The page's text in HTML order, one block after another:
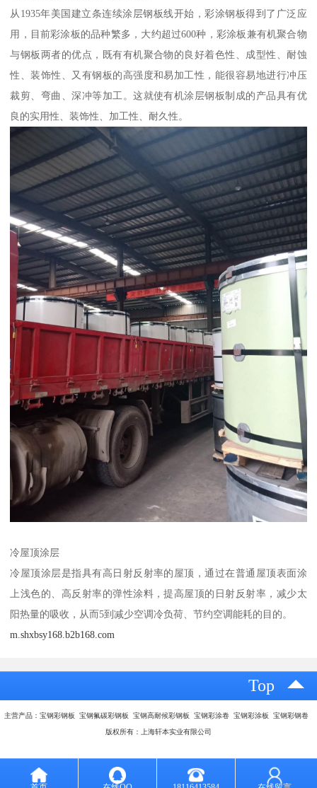
从1935年美国建立条连续涂层钢板线开始，彩涂钢板得到了广泛应
用，目前彩涂板的品种繁多，大约超过600种，彩涂板兼有机聚合物
与钢板两者的优点，既有有机聚合物的良好着色性、成型性、耐蚀
性、装饰性、又有钢板的高强度和易加工性，能很容易地进行冲压
裁剪、弯曲、深冲等加工。这就使有机涂层钢板制成的产品具有优
良的实用性、装饰性、加工性、耐久性。
冷屋顶涂层
冷屋顶涂层是指具有高日射反射率的屋顶，通过在普通屋顶表面涂
上浅色的、高反射率的弹性涂料，提高屋顶的日射反射率，减少太
阳热量的吸收，从而5到减少空调冷负荷、节约空调能耗的目的。
m.shxbsy168.b2b168.com
Top
主营产品：宝钢彩钢板 宝钢氟碳彩钢板 宝钢高耐候彩钢板 宝钢彩涂卷 宝钢彩涂板 宝钢彩钢卷
版权所有：上海轩本实业有限公司